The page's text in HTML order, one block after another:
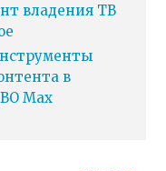
владения ТВ
в
Max